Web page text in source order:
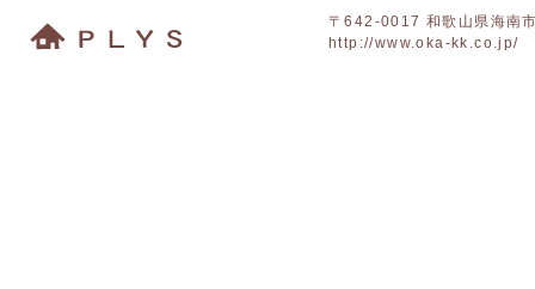
〒642-0017 和歌山県海南
http://www.oka-kk.co.jp/